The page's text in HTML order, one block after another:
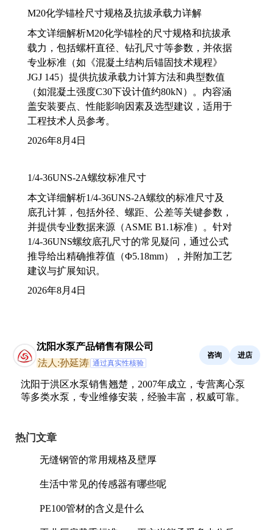
M20化学锚栓尺寸规格及抗拔承载力详解
本文详细解析M20化学锚栓的尺寸规格和抗拔承
载力，包括螺杆直径、钻孔尺寸等参数，并依据
专业标准（如《混凝土结构后锚固技术规程》
JGJ 145）提供抗拔承载力计算方法和典型数值
（如混凝土强度C30下设计值约80kN）。内容涵
盖安装要点、性能影响因素及选型建议，适用于
工程技术人员参考。
2026年8月4日
1/4-36UNS-2A螺纹标准尺寸
本文详细解析1/4-36UNS-2A螺纹的标准尺寸及
底孔计算，包括外径、螺距、公差等关键参数，
并提供专业数据来源（ASME B1.1标准）。针对
1/4-36UNS螺纹底孔尺寸的常见疑问，通过公式
推导给出精确推荐值（Φ5.18mm），并附加工艺
建议与扩展知识。
2026年8月4日
沈阳水泵产品销售有限公司
法人:孙延涛 通过真实性核验
咨询 进店
沈阳于洪区水泵销售翘楚，2007年成立，专营离心泵
等多类水泵，专业维修安装，经验丰富，权威可靠。
热门文章
无缝钢管的常用规格及壁厚
生活中常见的传感器有哪些呢
PE100管材的含义是什么